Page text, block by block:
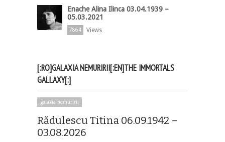
Enache Alina Ilinca 03.04.1939 –
05.03.2021
7864 Views
[:RO]GALAXIA NEMURIRII[:EN]THE IMMORTALS
GALLAXY[:]
galaxia nemuririi
Rădulescu Titina 06.09.1942 –
03.08.2026